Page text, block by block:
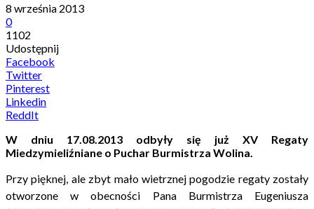
8 września 2013
0
1102
Udostępnij
Facebook
Twitter
Pinterest
Linkedin
ReddIt
W dniu 17.08.2013 odbyły się już XV Regaty
Miedzymieliźniane o Puchar Burmistrza Wolina.
Przy pięknej, ale zbyt mało wietrznej pogodzie regaty zostały
otworzone w obecności Pana Burmistrza Eugeniusza